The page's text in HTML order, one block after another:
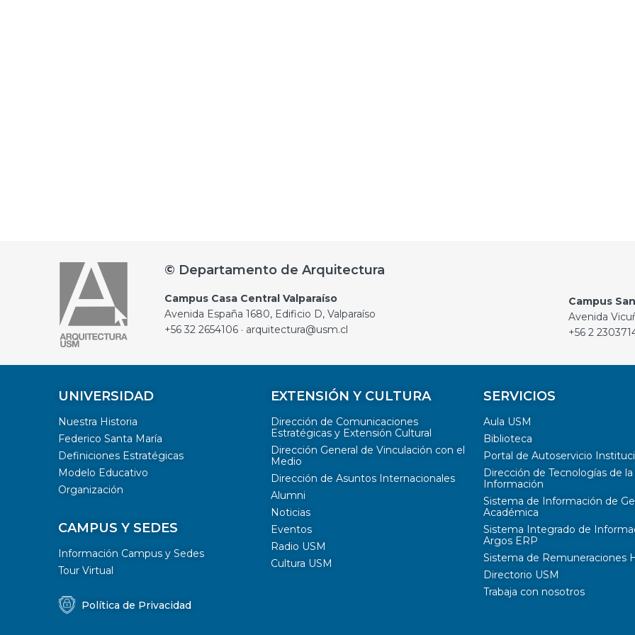
© Departamento de Arquitectura
Campus Casa Central Valparaíso
Avenida España 1680, Edificio D, Valparaíso
+56 32 2654106 · arquitectura@usm.cl
Campus
Avenida
+56 2
UNIVERSIDAD
Nuestra Historia
Federico Santa María
Definiciones Estratégicas
Modelo Educativo
Organización
CAMPUS Y SEDES
Información Campus y Sedes
Tour Virtual
Política de Privacidad
EXTENSIÓN Y CULTURA
Dirección de Comunicaciones
Estratégicas y Extensión Cultural
Dirección General de Vinculación con el
Medio
Dirección de Asuntos Internacionales
Alumni
Noticias
Eventos
Radio USM
Cultura USM
SERVICIOS
Aula USM
Biblioteca
Portal de Autoservicio
Dirección de Tecnologías de la
Información
Sistema de Información de
Académica
Sistema Integrado de
Argos ERP
Sistema de Remuneraciones
Directorio USM
Trabaja con nosotros